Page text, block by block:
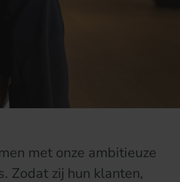
met onze ambitieuze
Zodat zij hun klanten,